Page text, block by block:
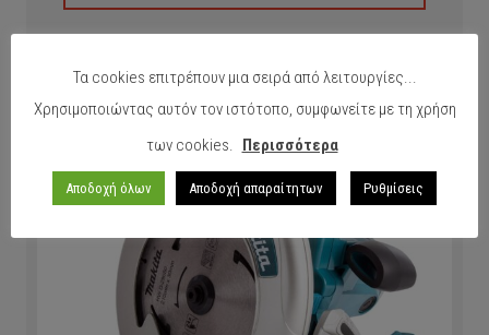
Τα cookies επιτρέπουν μια σειρά από λειτουργίες...
Χρησιμοποιώντας αυτόν τον ιστότοπο, συμφωνείτε με τη χρήση
των cookies. Περισσότερα
Αποδοχή όλων Αποδοχή απαραίτητων Ρυθμίσεις